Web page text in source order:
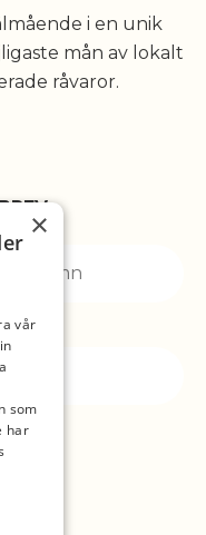
i en unik
mån av lokalt
råvaror.
×
vår
som
har